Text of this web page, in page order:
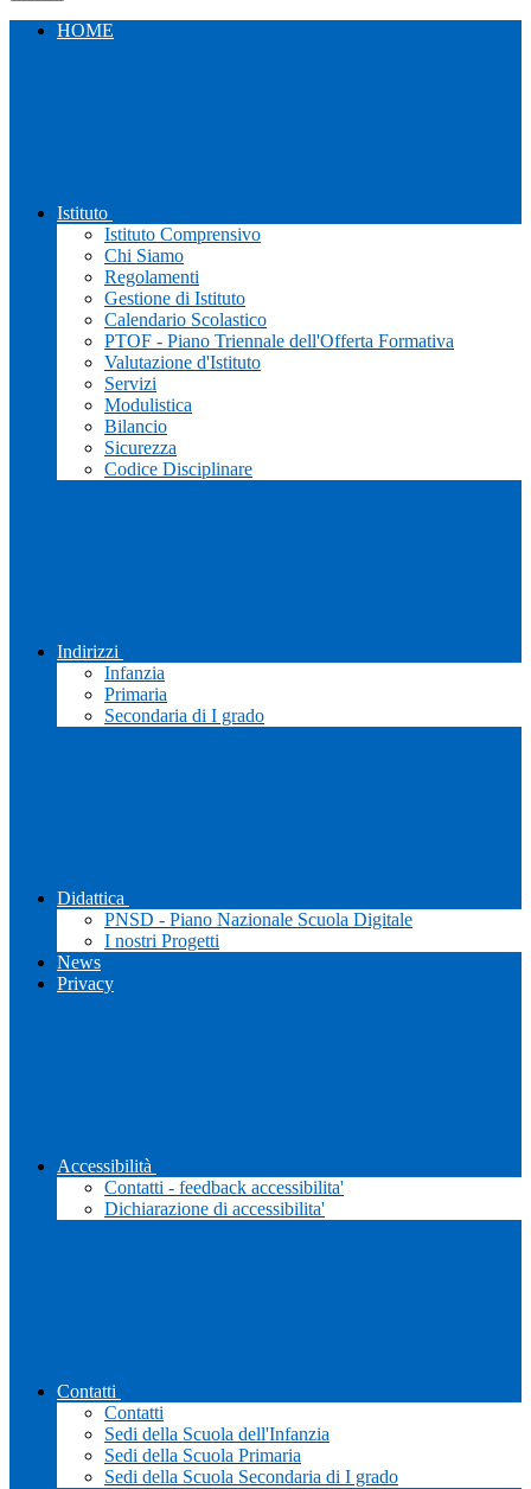
HOME
Istituto
Istituto Comprensivo
Chi Siamo
Regolamenti
Gestione di Istituto
Calendario Scolastico
PTOF - Piano Triennale dell'Offerta Formativa
Valutazione d'Istituto
Servizi
Modulistica
Bilancio
Sicurezza
Codice Disciplinare
Indirizzi
Infanzia
Primaria
Secondaria di I grado
Didattica
PNSD - Piano Nazionale Scuola Digitale
I nostri Progetti
News
Privacy
Accessibilità
Contatti - feedback accessibilita'
Dichiarazione di accessibilita'
Contatti
Contatti
Sedi della Scuola dell'Infanzia
Sedi della Scuola Primaria
Sedi della Scuola Secondaria di I grado